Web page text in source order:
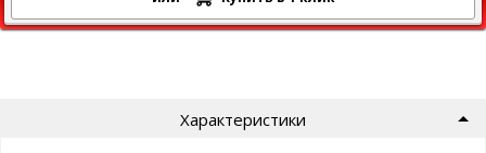
Характеристики